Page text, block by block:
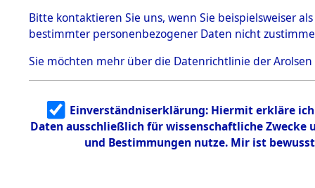
5.3.1 Alliierte
Erhebungen
zu
Todesmärsch
en
5.3.2
Identifizierun
5.3.3
Todesmärsch
Bitte kontaktieren Sie uns, wenn Sie beispielsweiser
bestimmter personenbezogener Daten nicht
Sie möchten mehr über die Datenrichtlinie der Arolsen
Einverständniserklärung: Hiermit erkläre
Daten ausschließlich für wissenschaftliche
und Bestimmungen nutze. Mir ist